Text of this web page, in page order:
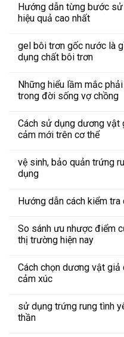
Hướng dẫn từng bước
hiệu quả cao nhất
gel bôi trơn gốc nước là
dụng chất bôi trơn
Những hiểu lầm mắc
trong đời sống vợ chồng
Cách sử dụng dương vật
cảm mới trên cơ thể
vệ sinh, bảo quản trứng
dụng
Hướng dẫn cách kiểm
So sánh ưu nhược điểm
thị trường hiện nay
Cách chọn dương vật
cảm xúc
sử dụng trứng rung tình
thần